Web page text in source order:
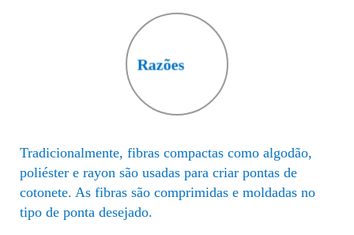
Razões
Tradicionalmente, fibras compactas como algodão,
poliéster e rayon são usadas para criar pontas de
cotonete. As fibras são comprimidas e moldadas no
tipo de ponta desejado.